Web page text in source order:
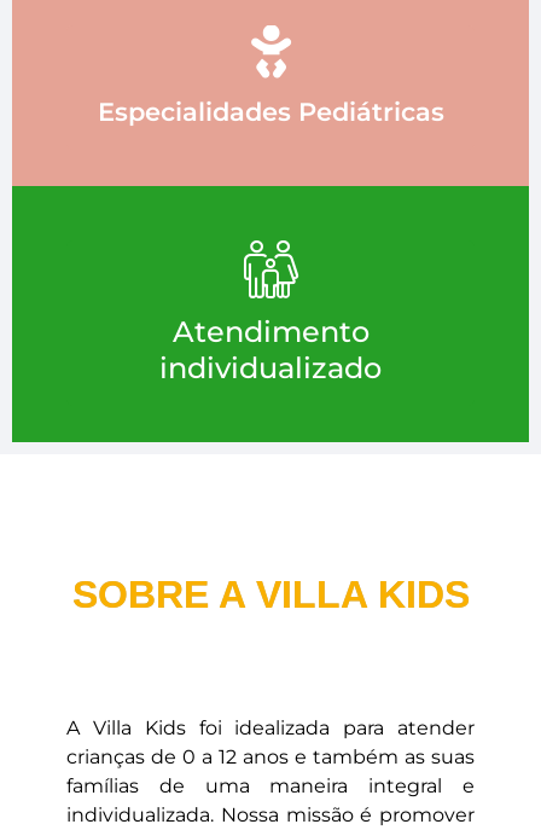
Especialidades Pediátricas
Atendimento
individualizado
SOBRE A VILLA KIDS
A Villa Kids foi idealizada para atender
crianças de 0 a 12 anos e também as suas
famílias de uma maneira integral e
individualizada. Nossa missão é promover